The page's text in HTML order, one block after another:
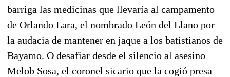
barriga las medicinas que llevaría al campamento
de Orlando Lara, el nombrado León del Llano por
la audacia de mantener en jaque a los batistianos de
Bayamo. O desafiar desde el silencio al asesino
Melob Sosa, el coronel sicario que la cogió presa